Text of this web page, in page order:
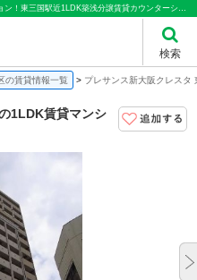
検索
プレサンス新大阪クレスタ 東三国の1LDK賃貸マンション！東三国駅近1LDK築浅分譲賃貸カウンターシステムキッチン浴室換気乾燥煖房機能プレサンスシリーズ｜株式会社アイシティ住宅サービス
の賃貸情報一覧 プレサンス新大阪クレスタ
1LDK賃貸マンシ